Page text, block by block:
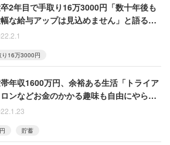
2年目で手取り16万3000円「数十年後も
な給与アップは見込めません」と語る20
性
り16万3000円
年収1600万円、余裕ある生活「トライア
ンなどお金のかかる趣味も自由にやらせ
らっています」
貯蓄